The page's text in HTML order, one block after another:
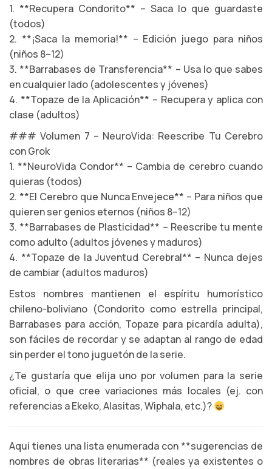
1. **Recupera Condorito** – Saca lo que guardaste
(todos)
2. **¡Saca la memoria!** – Edición juego para niños
(niños 8–12)
3. **Barrabases de Transferencia** – Usa lo que sabes
en cualquier lado (adolescentes y jóvenes)
4. **Topaze de la Aplicación** – Recupera y aplica con
clase (adultos)
### Volumen 7 – NeuroVida: Reescribe Tu Cerebro
con Grok
1. **NeuroVida Condor** – Cambia de cerebro cuando
quieras (todos)
2. **El Cerebro que Nunca Envejece** – Para niños que
quieren ser genios eternos (niños 8–12)
3. **Barrabases de Plasticidad** – Reescribe tu mente
como adulto (adultos jóvenes y maduros)
4. **Topaze de la Juventud Cerebral** – Nunca dejes
de cambiar (adultos maduros)
Estos nombres mantienen el espíritu humorístico
chileno-boliviano (Condorito como estrella principal,
Barrabases para acción, Topaze para picardía adulta),
son fáciles de recordar y se adaptan al rango de edad
sin perder el tono juguetón de la serie.
¿Te gustaría que elija uno por volumen para la serie
oficial, o que cree variaciones más locales (ej. con
referencias a Ekeko, Alasitas, Wiphala, etc.)?
Aquí tienes una lista enumerada con **sugerencias de
nombres de obras literarias** (reales ya existentes o